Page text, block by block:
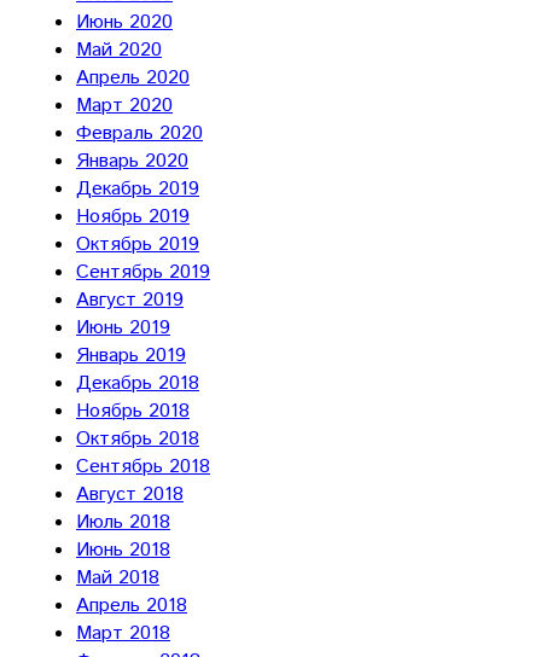
Июнь 2020
Май 2020
Апрель 2020
Март 2020
Февраль 2020
Январь 2020
Декабрь 2019
Ноябрь 2019
Октябрь 2019
Сентябрь 2019
Август 2019
Июнь 2019
Январь 2019
Декабрь 2018
Ноябрь 2018
Октябрь 2018
Сентябрь 2018
Август 2018
Июль 2018
Июнь 2018
Май 2018
Апрель 2018
Март 2018